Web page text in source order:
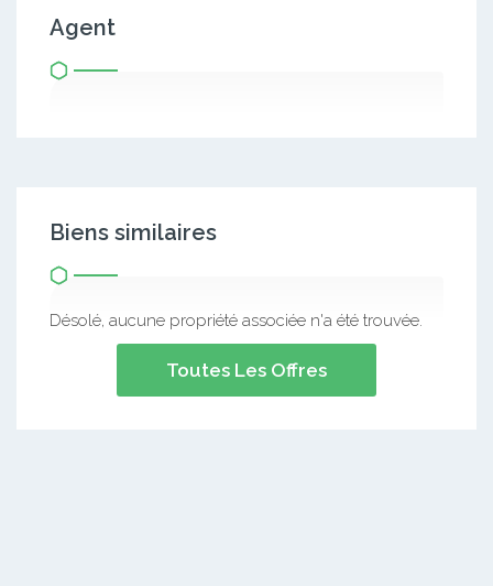
Agent
Biens similaires
Désolé, aucune propriété associée n'a été trouvée.
Toutes Les Offres